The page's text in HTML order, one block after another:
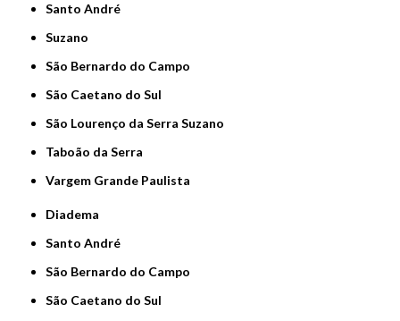
Santo André
Suzano
São Bernardo do Campo
São Caetano do Sul
São Lourenço da Serra Suzano
Taboão da Serra
Vargem Grande Paulista
Diadema
Santo André
São Bernardo do Campo
São Caetano do Sul